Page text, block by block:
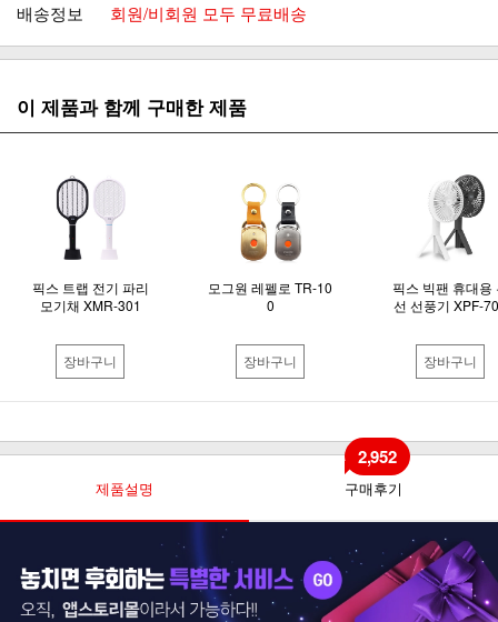
배송정보 회원/비회원 모두 무료배송
이 제품과 함께 구매한 제품
픽스 트랩 전기 파리
모기채 XMR-301
장바구니
모그원 레펠로 TR-10
0
장바구니
픽스 빅팬 휴대용
선 선풍기 XPF-
장바구니
제품설명 구매후기
2,952